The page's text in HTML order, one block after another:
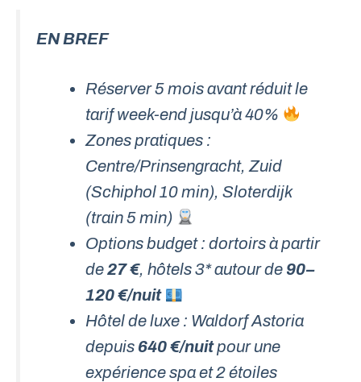
EN BREF
Réserver 5 mois avant réduit le
tarif week-end jusqu’à 40%
Zones pratiques :
Centre/Prinsengracht, Zuid
(Schiphol 10 min), Sloterdijk
(train 5 min)
Options budget : dortoirs à partir
de27 €, hôtels 3* autour de 90–
120 €/nuit
Hôtel de luxe : Waldorf Astoria
depuis 640 €/nuitpour une
expérience spa et 2 étoiles